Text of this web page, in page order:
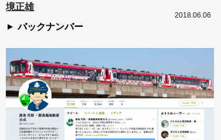
境正雄
バックナンバー
2018.06.06